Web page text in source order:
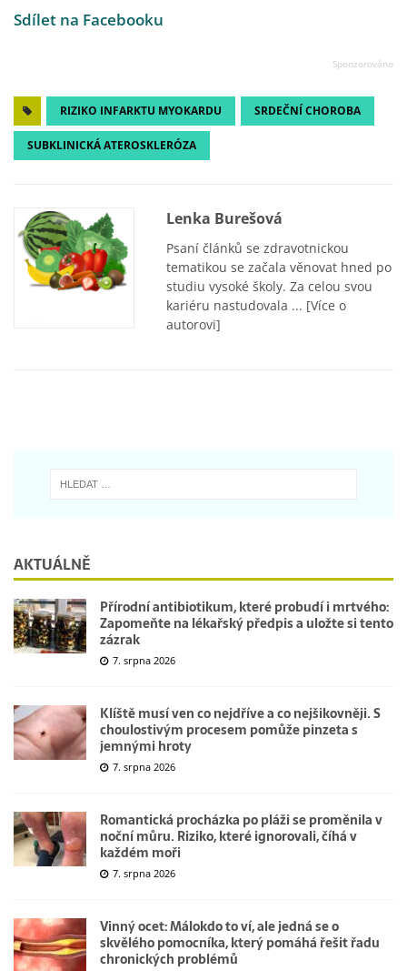
Sdílet na Facebooku
RIZIKO INFARKTU MYOKARDU SRDEČNÍ CHOROBA
SUBKLINICKÁ ATEROSKLERÓZA
Lenka Burešová
Psaní článků se zdravotnickou
tematikou se začala věnovat hned po
studiu vysoké školy. Za celou svou
kariéru nastudovala ... [Více o
autorovi]
AKTUÁLNĚ
Přírodní antibiotikum, které probudí i mrtvého:
Zapomeňte na lékařský předpis a uložte si tento
zázrak
7. srpna 2026
Klíště musí ven co nejdříve a co nejšikovněji. S
choulostivým procesem pomůže pinzeta s
jemnými hroty
7. srpna 2026
Romantická procházka po pláži se proměnila v
noční můru. Riziko, které ignorovali, číhá v
každém moři
7. srpna 2026
Vinný ocet: Málokdo to ví, ale jedná se o
skvělého pomocníka, který pomáhá řešit řadu
chronických problémů